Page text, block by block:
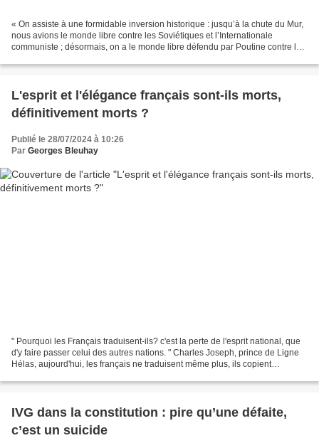
« On assiste à une formidable inversion historique : jusqu’à la chute du Mur,
nous avions le monde libre contre les Soviétiques et l’Internationale
communiste ; désormais, on a le monde libre défendu par Poutine contre les
L'esprit et l'élégance français sont-ils morts,
définitivement morts ?
Publié le 28/07/2024 à 10:26
Par Georges Bleuhay
" Pourquoi les Français traduisent-ils? c'est la perte de l'esprit national, que
d'y faire passer celui des autres nations. " Charles Joseph, prince de Ligne
Hélas, aujourd'hui, les français ne traduisent même plus, ils copient
IVG dans la constitution : pire qu’une défaite,
c’est un suicide